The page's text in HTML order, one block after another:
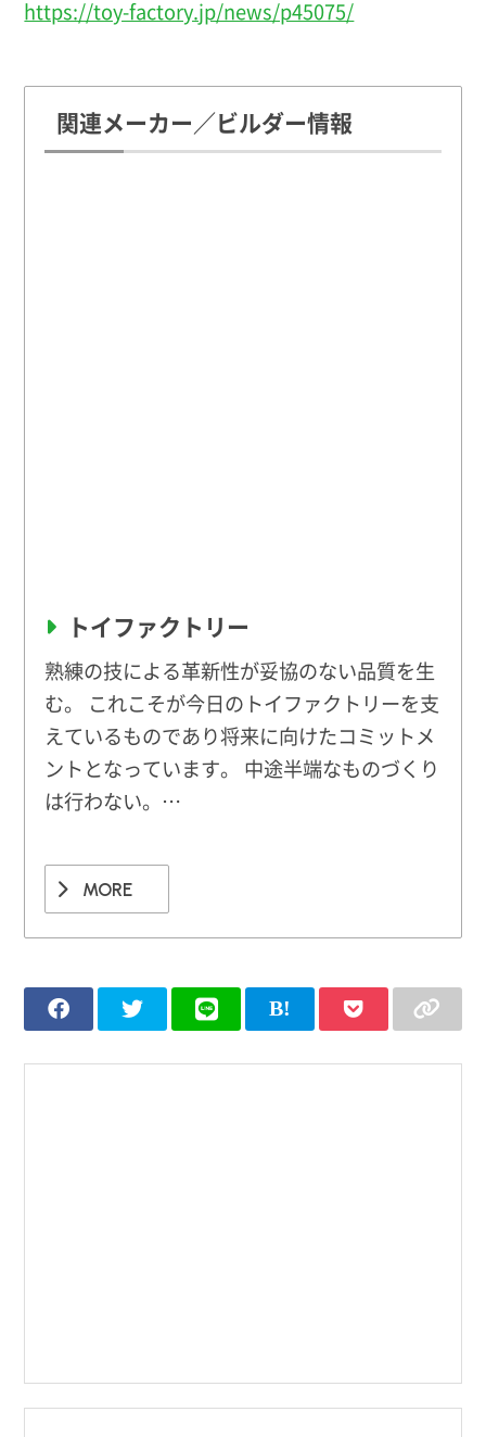
https://toy-factory.jp/news/p45075/
関連メーカー／ビルダー情報
トイファクトリー
熟練の技による革新性が妥協のない品質を生
む。 これこそが今日のトイファクトリーを支
えているものであり将来に向けたコミットメ
ントとなっています。 中途半端なものづくり
は行わない。…
MORE